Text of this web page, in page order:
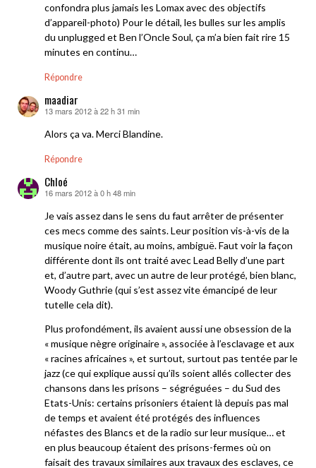
confondra plus jamais les Lomax avec des objectifs
d’appareil-photo) Pour le détail, les bulles sur les amplis
du unplugged et Ben l’Oncle Soul, ça m’a bien fait rire 15
minutes en continu…
Répondre
maadiar
dit :
13 mars 2012 à 22 h 31 min
Alors ça va. Merci Blandine.
Répondre
Chloé
dit :
16 mars 2012 à 0 h 48 min
Je vais assez dans le sens du faut arrêter de présenter
ces mecs comme des saints. Leur position vis-à-vis de la
musique noire était, au moins, ambiguë. Faut voir la façon
différente dont ils ont traité avec Lead Belly d’une part
et, d’autre part, avec un autre de leur protégé, bien blanc,
Woody Guthrie (qui s’est assez vite émancipé de leur
tutelle cela dit).
Plus profondément, ils avaient aussi une obsession de la
« musique nègre originaire », associée à l’esclavage et aux
« racines africaines », et surtout, surtout pas tentée par le
jazz (ce qui explique aussi qu’ils soient allés collecter des
chansons dans les prisons – ségréguées – du Sud des
Etats-Unis: certains prisoniers étaient là depuis pas mal
de temps et avaient été protégés des influences
néfastes des Blancs et de la radio sur leur musique… et
en plus beaucoup étaient des prisons-fermes où on
faisait des travaux similaires aux travaux des esclaves, ce